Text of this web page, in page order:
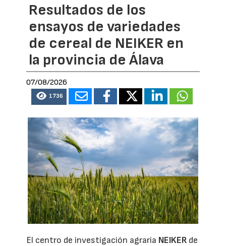
Resultados de los
ensayos de variedades
de cereal de NEIKER en
la provincia de Álava
07/08/2026
1736
El centro de investigación agraria NEIKER de